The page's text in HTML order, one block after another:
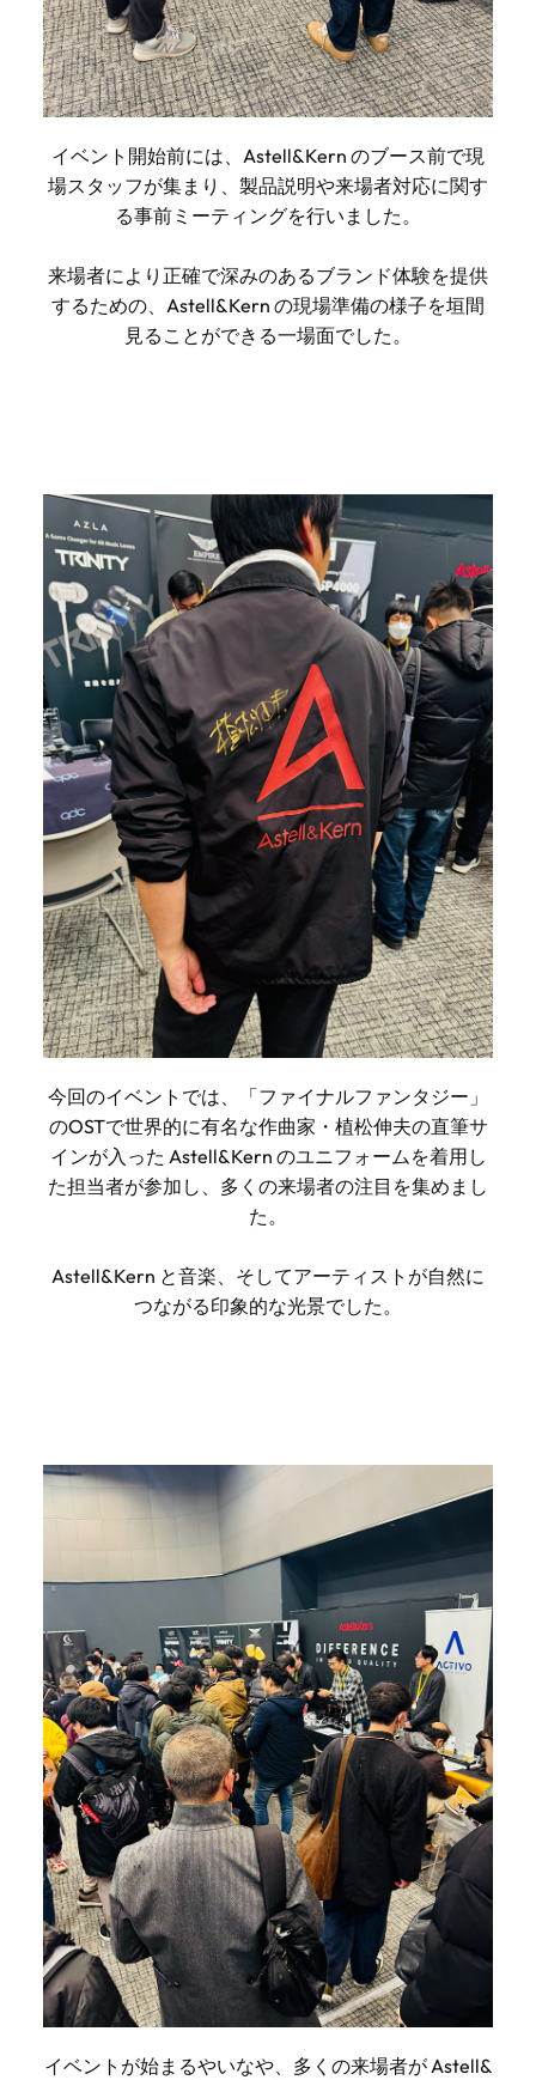
イベント開始前には、Astell&Kern のブース前で現
場スタッフが集まり、製品説明や来場者対応に関す
る事前ミーティングを行いました。
来場者により正確で深みのあるブランド体験を提供
するための、Astell&Kern の現場準備の様子を垣間
見ることができる一場面でした。
今回のイベントでは、「ファイナルファンタジー」
のOSTで世界的に有名な作曲家・植松伸夫の直筆サ
インが入った Astell&Kern のユニフォームを着用し
た担当者が参加し、多くの来場者の注目を集めまし
た。
Astell&Kern と音楽、そしてアーティストが自然に
つながる印象的な光景でした。
イベントが始まるやいなや、多くの来場者が Astell&